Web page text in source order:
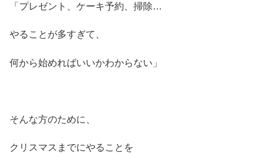
「プレゼント、ケーキ予約、掃除…
やることが多すぎて、
何から始めればいいかわからない」
そんな方のために、
クリスマスまでにやることを